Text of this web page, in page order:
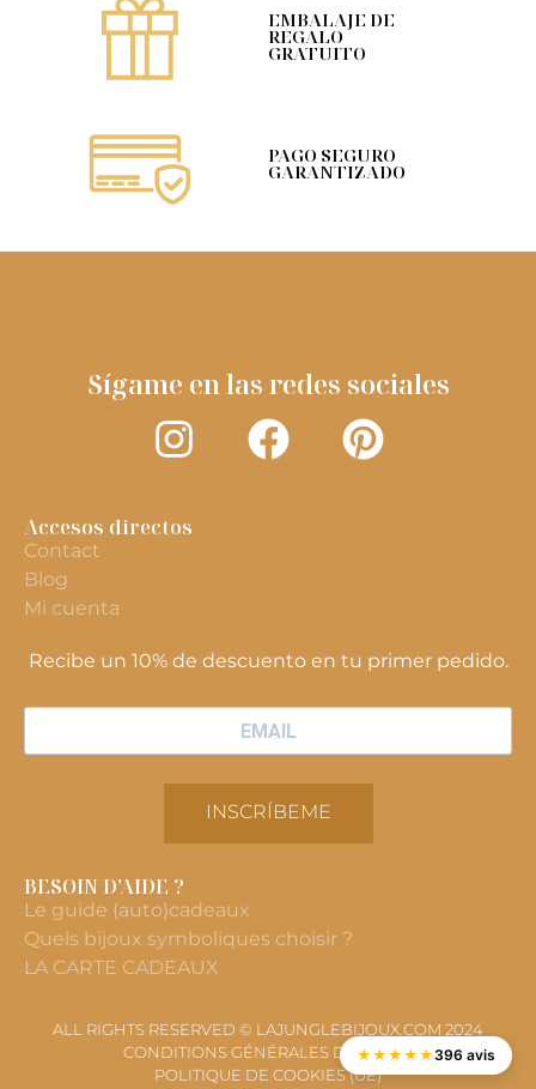
EMBALAJE DE
REGALO
GRATUITO
PAGO SEGURO
GARANTIZADO
Sígame en las redes sociales
Accesos directos
Contact
Blog
Mi cuenta
Recibe un 10% de descuento en tu primer pedido.
INSCRÍBEME
BESOIN D’AIDE ?
Le guide (auto)cadeaux
Quels bijoux symboliques choisir ?
LA CARTE CADEAUX
ALL RIGHTS RESERVED © LAJUNGLEBIJOUX.COM 2024
CONDITIONS GÉNÉRALES DE VENTE
POLITIQUE DE COOKIES (UE)
★ ★ ★ ★ ★ 396 avis